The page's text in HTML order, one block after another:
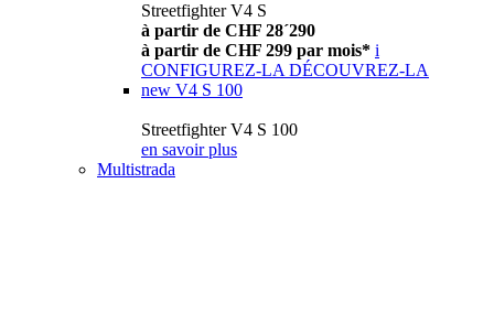
Streetfighter V4 S
à partir de CHF 28´290
à partir de CHF 299 par mois* i
CONFIGUREZ-LA DÉCOUVREZ-LA
new V4 S 100
Streetfighter V4 S 100
en savoir plus
Multistrada